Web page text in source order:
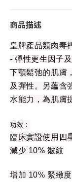
商品描述
皇牌產品類肉毒
- 彈性更生因子
下顎鬆弛的肌膚
及彈性。另蘊含
水能力，為肌膚
功效：
臨床實證使用四
減少 10% 皺紋
增加 10% 緊緻度